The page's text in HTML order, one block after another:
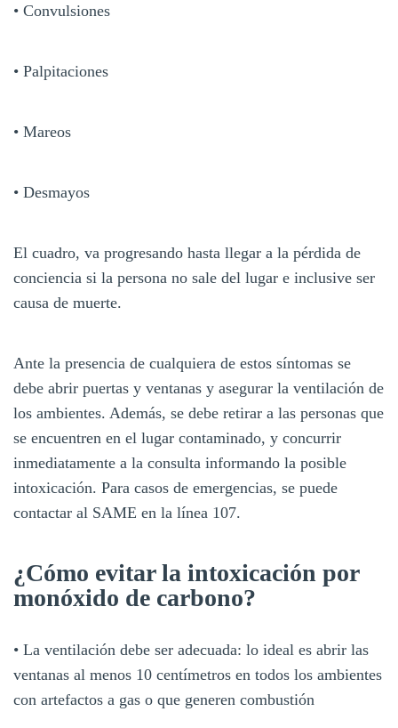
• Convulsiones
• Palpitaciones
• Mareos
• Desmayos
El cuadro, va progresando hasta llegar a la pérdida de
conciencia si la persona no sale del lugar e inclusive ser
causa de muerte.
Ante la presencia de cualquiera de estos síntomas se
debe abrir puertas y ventanas y asegurar la ventilación de
los ambientes. Además, se debe retirar a las personas que
se encuentren en el lugar contaminado, y concurrir
inmediatamente a la consulta informando la posible
intoxicación. Para casos de emergencias, se puede
contactar al SAME en la línea 107.
¿Cómo evitar la intoxicación por
monóxido de carbono?
• La ventilación debe ser adecuada: lo ideal es abrir las
ventanas al menos 10 centímetros en todos los ambientes
con artefactos a gas o que generen combustión